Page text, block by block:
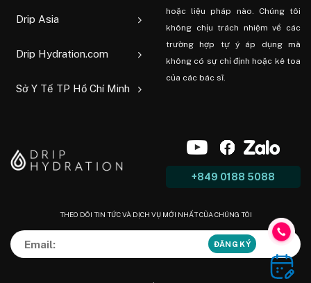
Drip Asia
Drip Hydration.com
Sở Y Tế TP Hồ Chí Minh
hoặc liệu pháp nào. Chúng tôi
không chịu trách nhiệm về các
trường hợp tự ý áp dụng mà
không có sự chỉ định hoặc kê toa
của các bác sĩ.
+849 0188 5088
THEO DÕI TIN TỨC VÀ DỊCH VỤ MỚI NHẤT CỦA CHÚNG TÔI